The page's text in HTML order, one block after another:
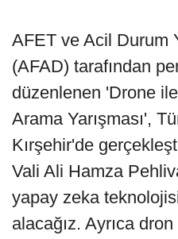
AFET ve Acil Durum
(AFAD) tarafından
düzenlenen 'Drone
Arama Yarışması',
Kırşehir'de
Vali Ali Hamza
yapay zeka
alacağız. Ayrıca